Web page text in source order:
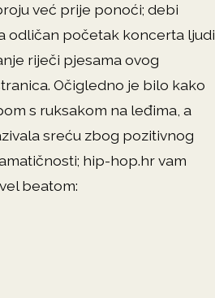
već prije ponoći; debi
odličan početak koncerta ljudi
riječi pjesama ovog
Očigledno je bilo kako
s ruksakom na leđima, a
sreću zbog pozitivnog
hip-hop.hr vam
beatom: